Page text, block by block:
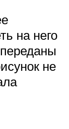
на него
не